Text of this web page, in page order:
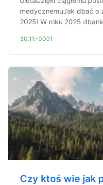
medycznemuJak dbać o
2025! W roku 2025
30.11.-0001
Czy ktoś wie jak